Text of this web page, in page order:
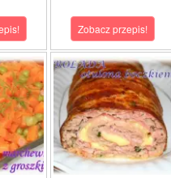
Zobacz przepis!